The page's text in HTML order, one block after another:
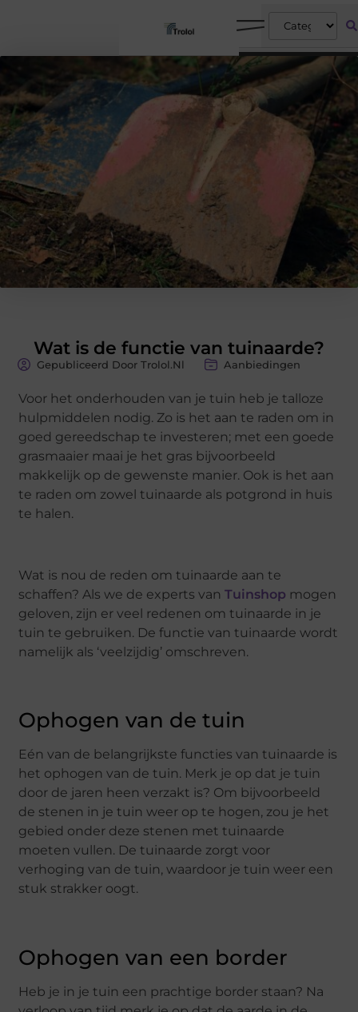
Wat is de functie van tuinaarde?
Gepubliceerd Door Trolol.nl Aanbiedingen
Voor het onderhouden van je tuin heb je talloze
hulpmiddelen nodig. Zo is het aan te raden om in
goed gereedschap te investeren; met een goede
grasmaaier maai je het gras bijvoorbeeld
makkelijk op de gewenste manier. Ook is het aan
te raden om zowel tuinaarde als potgrond in huis
te halen.
Wat is nou de reden om tuinaarde aan te
schaffen? Als we de experts vanTuinshop mogen
geloven, zijn er veel redenen om tuinaarde in je
tuin te gebruiken. De functie van tuinaarde wordt
namelijk als ‘veelzijdig’ omschreven.
Ophogen van de tuin
Eén van de belangrijkste functies van tuinaarde is
het ophogen van de tuin. Merk je op dat je tuin
door de jaren heen verzakt is? Om bijvoorbeeld
de stenen in je tuin weer op te hogen, zou je het
gebied onder deze stenen met tuinaarde
moeten vullen. De tuinaarde zorgt voor
verhoging van de tuin, waardoor je tuin weer een
stuk strakker oogt.
Ophogen van een border
Heb je in je tuin een prachtige border staan? Na